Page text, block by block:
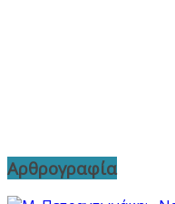
Αρθρογραφία